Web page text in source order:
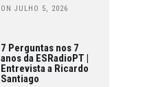
ON JULHO 5, 2026
7 Perguntas nos 7
anos da ESRadioPT |
Entrevista a Ricardo
Santiago